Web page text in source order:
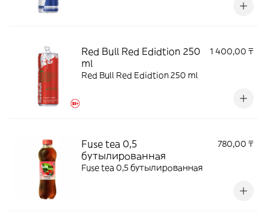
Red Bull Red Edidtion 250
ml
1 400,00 ₸
Red Bull Red Edidtion 250 ml
Fuse tea 0,5
бутылированная
780,00 ₸
Fuse tea 0,5 бутылированная